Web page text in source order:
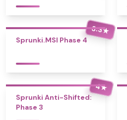
3.3★
Sprunki.MSI Phase 4
4★
Sprunki Anti-Shifted:
Phase 3